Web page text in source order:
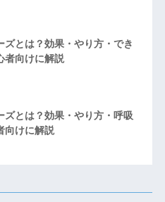
ズとは？効果・やり方・でき
者向けに解説
ズとは？効果・やり方・呼吸
向けに解説